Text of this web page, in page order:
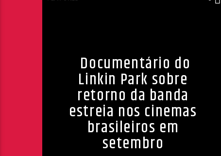
Documentário do
Linkin Park sobre
retorno da banda
estreia nos cinemas
brasileiros em
setembro